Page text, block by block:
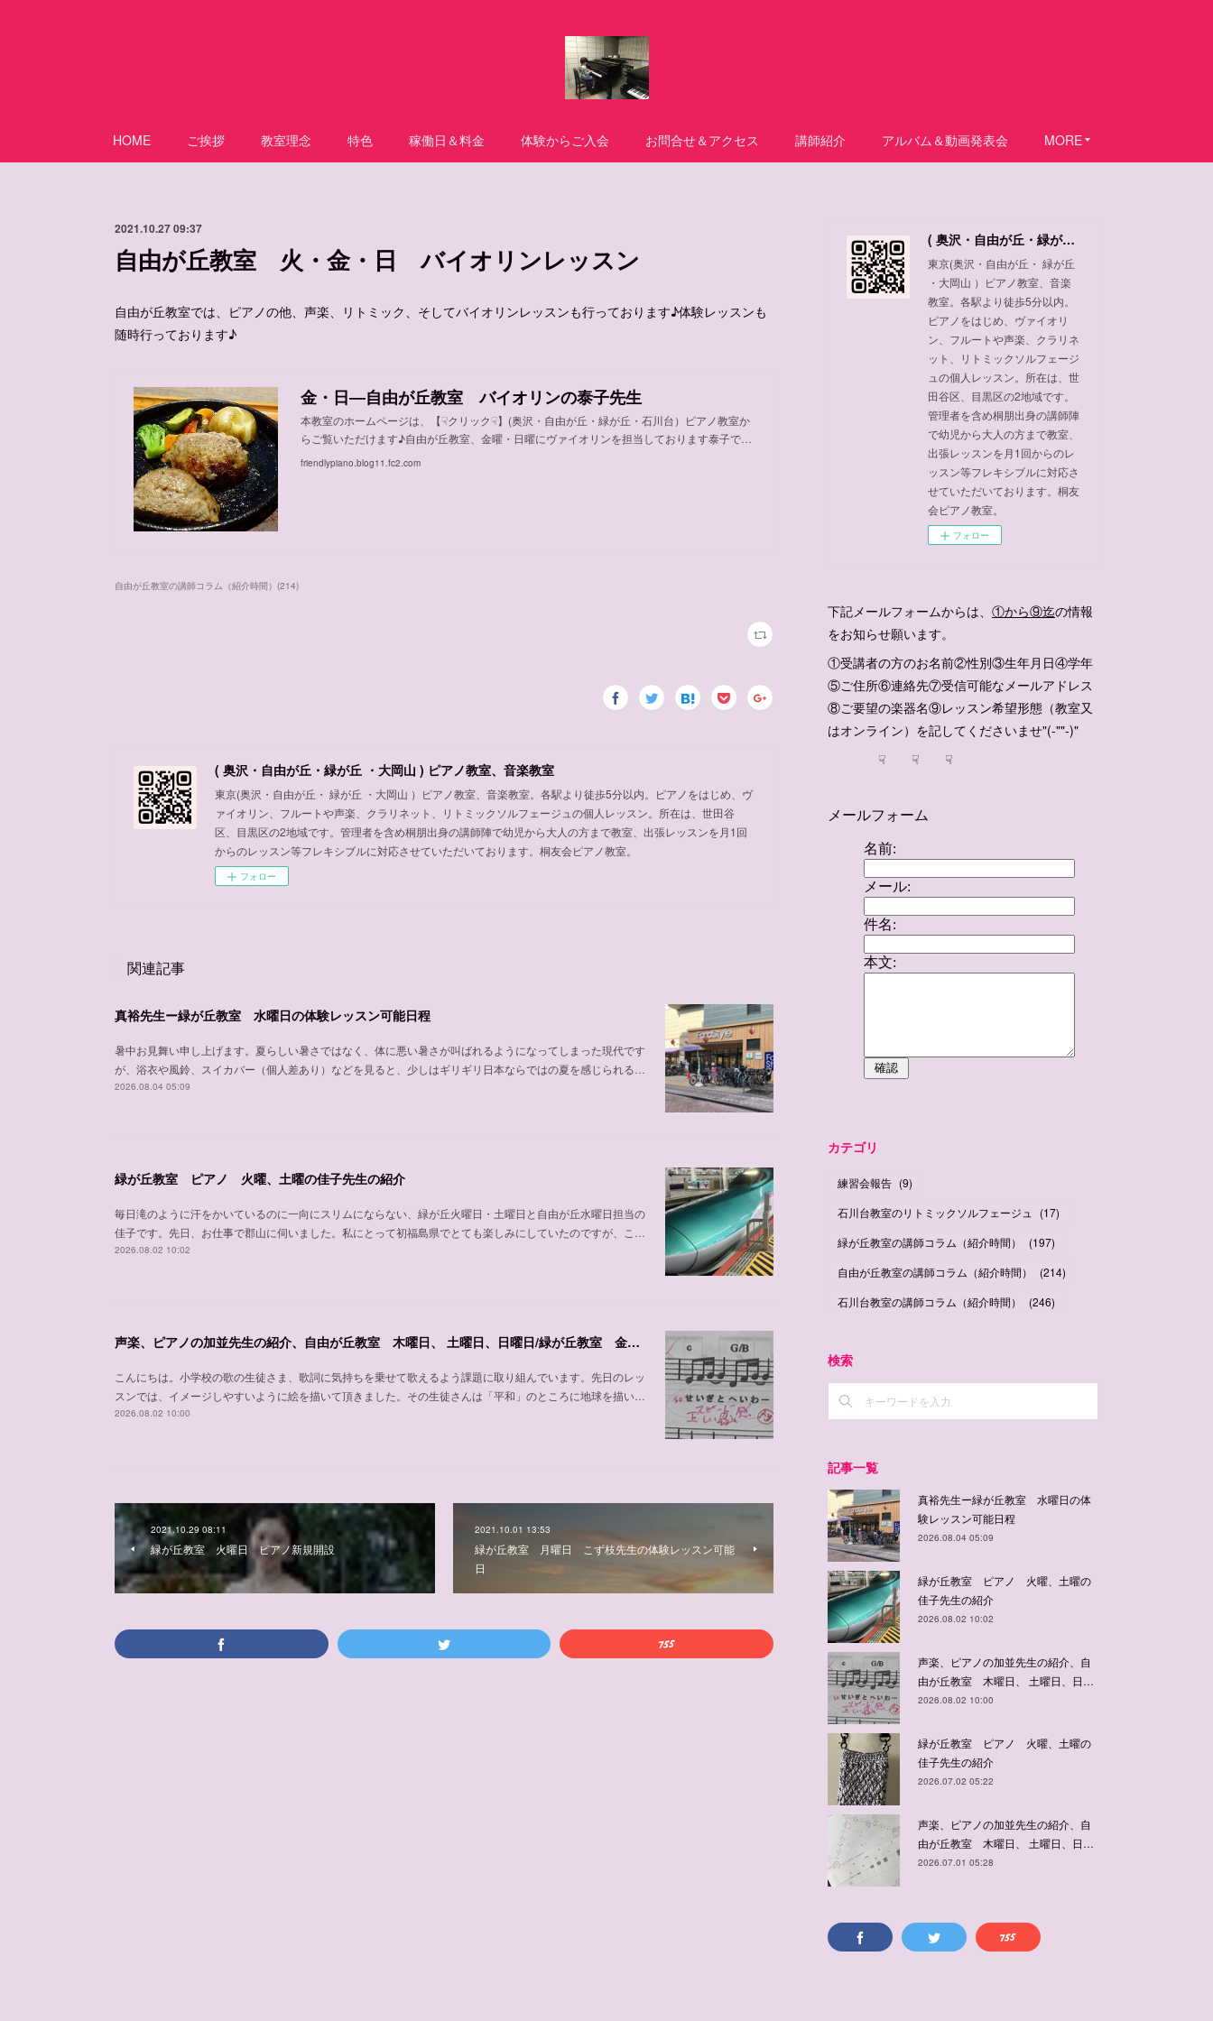
HOME ご挨拶 教室理念 特色 稼働日＆料金 体験からご入会 お問合せ＆アクセス 講師紹介 アルバム＆動画発表会 MORE
2021.10.27 09:37
自由が丘教室 火・金・日 バイオリンレッスン
自由が丘教室では、ピアノの他、声楽、リトミック、そしてバイオリンレッスンも行っております♪体験レッスンも
随時行っております♪
金・日―自由が丘教室 バイオリンの泰子先生
本教室のホームページは、【☟クリック☟】(奥沢・自由が丘・緑が丘・石川台）ピアノ教室か
らご覧いただけます♪自由が丘教室、金曜・日曜にヴァイオリンを担当しております泰子で…
friendlypiano.blog11.fc2.com
自由が丘教室の講師コラム（紹介時間） (214)
( 奥沢・自由が丘・緑が丘 ・大岡山 ) ピアノ教室、音楽教室
東京(奥沢・自由が丘・ 緑が丘 ・大岡山 ）ピアノ教室、音楽教室。各駅より徒歩5分以内。ピアノをはじめ、ヴ
ァイオリン、フルートや声楽、クラリネット、リトミックソルフェージュの個人レッスン。所在は、世田谷
区、目黒区の2地域です。管理者を含め桐朋出身の講師陣で幼児から大人の方まで教室、出張レッスンを月1回
からのレッスン等フレキシブルに対応させていただいております。桐友会ピアノ教室。
フォロー
関連記事
真裕先生ー緑が丘教室 水曜日の体験レッスン可能日程
暑中お見舞い申し上げます。夏らしい暑さではなく、体に悪い暑さが叫ばれるようになってしまった現代です
が、浴衣や風鈴、スイカバー（個人差あり）などを見ると、少しはギリギリ日本ならではの夏を感じられる…
2026.08.04 05:09
緑が丘教室 ピアノ 火曜、土曜の佳子先生の紹介
毎日滝のように汗をかいているのに一向にスリムにならない、緑が丘火曜日・土曜日と自由が丘水曜日担当の
佳子です。先日、お仕事で郡山に伺いました。私にとって初福島県でとても楽しみにしていたのですが、こ…
2026.08.02 10:02
声楽、ピアノの加並先生の紹介、自由が丘教室 木曜日、 土曜日、日曜日/緑が丘教室 金曜日
こんにちは。小学校の歌の生徒さま、歌詞に気持ちを乗せて歌えるよう課題に取り組んでいます。先日のレッ
スンでは、イメージしやすいように絵を描いて頂きました。その生徒さんは「平和」のところに地球を描い…
2026.08.02 10:00
2021.10.29 08:11
緑が丘教室 火曜日 ピアノ新規開設
2021.10.01 13:53
緑が丘教室 月曜日 こず枝先生の体験レッスン可能
日
( 奥沢・自由が丘・緑が丘 ・大岡山 ) ピアノ教室、音楽教室
東京(奥沢・自由が丘・ 緑が丘
・大岡山 ）ピアノ教室、音楽
教室。各駅より徒歩5分以内。
ピアノをはじめ、ヴァイオリ
ン、フルートや声楽、クラリネ
ット、リトミックソルフェージ
ュの個人レッスン。所在は、世
田谷区、目黒区の2地域です。
管理者を含め桐朋出身の講師陣
で幼児から大人の方まで教室、
出張レッスンを月1回からのレ
ッスン等フレキシブルに対応さ
せていただいております。桐友
会ピアノ教室。
フォロー
下記メールフォームからは、 ①から⑨迄の情報
をお知らせ願います。
①受講者の方のお名前②性別③生年月日④学年
⑤ご住所⑥連絡先⑦受信可能なメールアドレス
⑧ご要望の楽器名⑨レッスン希望形態（教室又
はオンライン）を記してくださいませ"(-""-)"
☟ ☟ ☟
カテゴリ
練習会報告 (9)
石川台教室のリトミックソルフェージュ
(17)
緑が丘教室の講師コラム（紹介時間）
(197)
自由が丘教室の講師コラム（紹介時間）
(214)
石川台教室の講師コラム（紹介時間）
(246)
検索
記事一覧
真裕先生ー緑が丘教室 水曜日の体
験レッスン可能日程
2026.08.04 05:09
緑が丘教室 ピアノ 火曜、土曜の
佳子先生の紹介
2026.08.02 10:02
声楽、ピアノの加並先生の紹介、自
由が丘教室 木曜日、 土曜日、日…
2026.08.02 10:00
緑が丘教室 ピアノ 火曜、土曜の
佳子先生の紹介
2026.07.02 05:22
声楽、ピアノの加並先生の紹介、自
由が丘教室 木曜日、 土曜日、日…
2026.07.01 05:28